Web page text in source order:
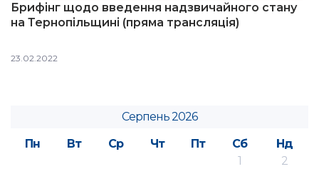
Брифінг щодо введення надзвичайного стану
на Тернопільщині (пряма трансляція)
23.02.2022
Серпень 2026
Пн
Вт Ср Чт Пт Сб
Нд
1
2